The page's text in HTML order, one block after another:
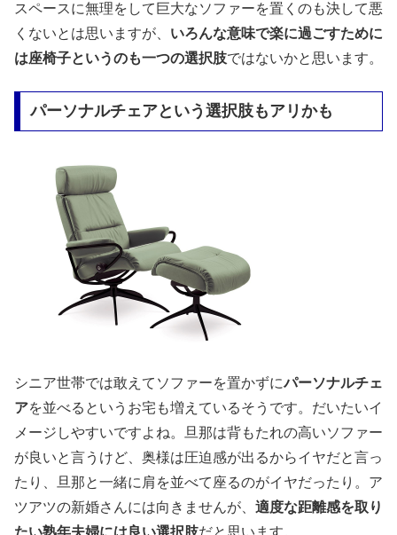
スペースに無理をして巨大なソファーを置くのも決して悪
くないとは思いますが、 いろんな意味で楽に過ごすために
は座椅子というのも一つの選択肢ではないかと思います。
パーソナルチェアという選択肢もアリかも
シニア世帯では敢えてソファーを置かずにパーソナルチェ
アを並べるというお宅も増えているそうです。だいたいイ
メージしやすいですよね。旦那は背もたれの高いソファー
が良いと言うけど、奥様は圧迫感が出るからイヤだと言っ
たり、旦那と一緒に肩を並べて座るのがイヤだったり。ア
ツアツの新婚さんには向きませんが、 適度な距離感を取り